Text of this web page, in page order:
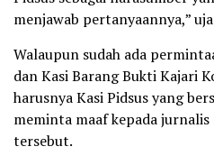
menjawab pertanyaannya,”
Walaupun sudah ada
dan Kasi Barang Bukti Kajari
harusnya Kasi Pidsus yang
meminta maaf kepada
tersebut.